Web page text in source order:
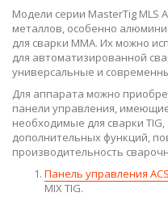
Модели серии MasterTig MLS
металлов, особенно
для сварки ММА. Их можно
для автоматизированной
универсальные и
Для аппарата можно
панели управления,
необходимые для сварки
дополнительных функций,
производительность
Панель управления ACS
MIX TIG.